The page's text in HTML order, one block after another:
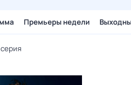
Премьеры недели